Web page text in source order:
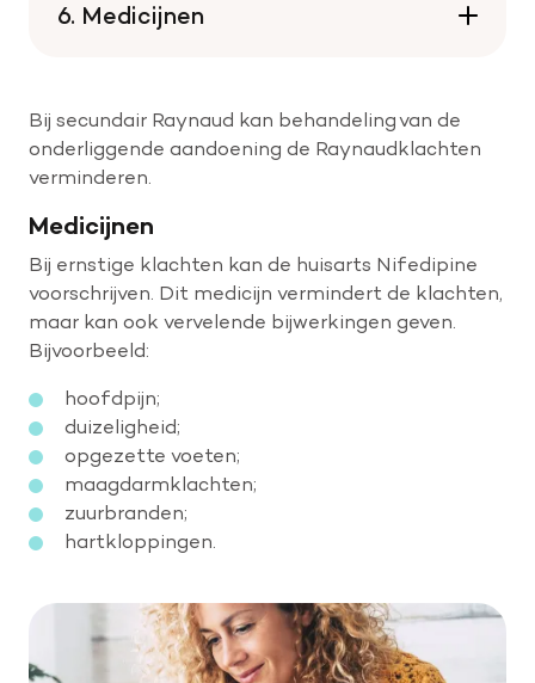
6. Medicijnen
Bij secundair Raynaud kan behandeling van de
onderliggende aandoening de Raynaudklachten
verminderen.
Medicijnen
Bij ernstige klachten kan de huisarts Nifedipine
voorschrijven. Dit medicijn vermindert de klachten,
maar kan ook vervelende bijwerkingen geven.
Bijvoorbeeld:
hoofdpijn;
duizeligheid;
opgezette voeten;
maagdarmklachten;
zuurbranden;
hartkloppingen.